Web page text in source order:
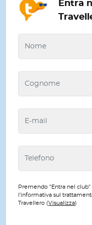
Entra
Premendo "Entra nel
l'informativa sul
Travellero (Visualizza)